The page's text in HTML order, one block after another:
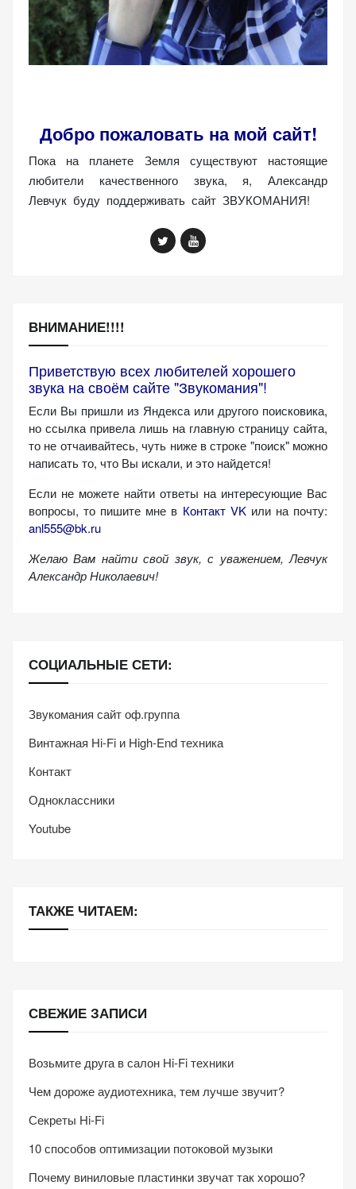
Добро пожаловать на мой сайт!
Пока на планете Земля существуют настоящие
любители качественного звука, я, Александр
Левчук буду поддерживать сайт ЗВУКОМАНИЯ!
ВНИМАНИЕ!!!!
Приветствую всех любителей хорошего
звука на своём сайте "Звукомания"!
Если Вы пришли из Яндекса или другого поисковика,
но ссылка привела лишь на главную страницу сайта,
то не отчаивайтесь, чуть ниже в строке "поиск" можно
написать то, что Вы искали, и это найдется!
Если не можете найти ответы на интересующие Вас
вопросы, то пишите мне в Контакт VKили на почту:
anl555@bk.ru
Желаю Вам найти свой звук, с уважением, Левчук
Александр Николаевич!
СОЦИАЛЬНЫЕ СЕТИ:
Звукомания сайт оф.группа
Винтажная Hi-Fi и High-End техника
Контакт
Одноклассники
Youtube
ТАКЖЕ ЧИТАЕМ:
СВЕЖИЕ ЗАПИСИ
Возьмите друга в салон Hi-Fi техники
Чем дороже аудиотехника, тем лучше звучит?
Секреты Hi-Fi
10 способов оптимизации потоковой музыки
Почему виниловые пластинки звучат так хорошо?